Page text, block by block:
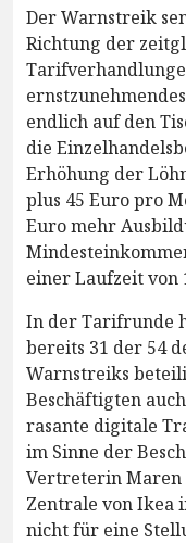
Der Warnstreik
Richtung der
endlich auf den
die
Erhöhung der
plus 45 Euro pro
Euro mehr
einer Laufzeit von
In der Tarifrunde
bereits 31 der 54
Warnstreiks
Beschäftigten
rasante digitale
im Sinne der
Vertreterin Maren
Zentrale von Ikea
nicht für eine